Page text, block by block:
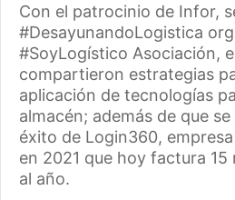
Con el patrocinio de Infor,
#DesayunandoLogistica
#SoyLogístico Asociación,
compartieron estrategias
aplicación de tecnologías
almacén; además de que
éxito de Login360,
en 2021 que hoy factura 15
al año.